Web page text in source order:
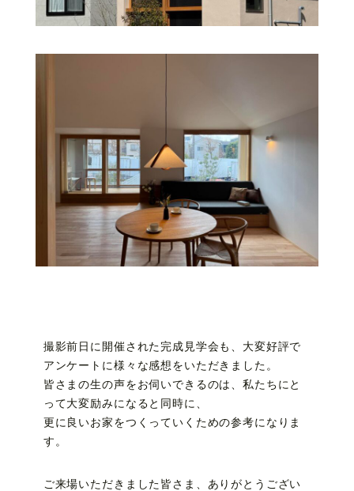
撮影前日に開催された完成見学会も、大変好評で
アンケートに様々な感想をいただきました。
皆さまの生の声をお伺いできるのは、私たちにと
って大変励みになると同時に、
更に良いお家をつくっていくための参考になりま
す。
ご来場いただきました皆さま、ありがとうござい